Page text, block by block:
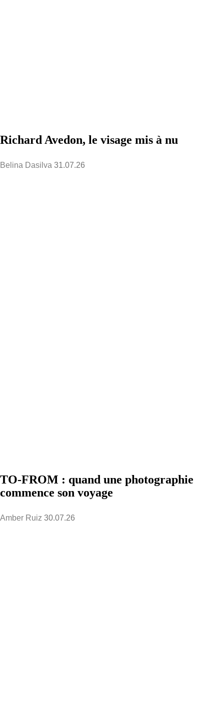
Richard Avedon, le visage mis à nu
Belina Dasilva 31.07.26
TO-FROM : quand une photographie
commence son voyage
Amber Ruiz 30.07.26